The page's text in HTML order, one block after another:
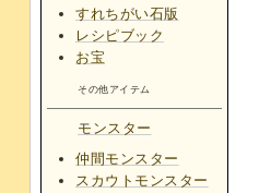
すれちがい石版
レシピブック
お宝
その他アイテム
モンスター
仲間モンスター
スカウトモンスター